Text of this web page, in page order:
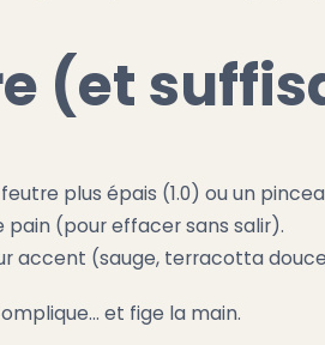
(et
plus épais (1.0) ou un
pain (pour effacer sans salir).
accent (sauge, terracotta
et fige la main.